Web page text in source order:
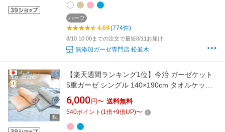
クス認証 タオルケット 辺見様絶賛
ハーフ
4.69(774件)
8/10 10:00までの注文で最短8/11お届け
無添加ガーゼ専門店 松並木
【楽天週間ランキング1位】今治 ガーゼケット
5重ガーゼ シングル 140×190cm タオルケット
ガーゼ ボリューム 肌にやさしい 肌掛け 柔らか
い 軽い ベビー 綿100% 日本製 ブランケット 軽
量 洗える 赤ちゃん 子供 冬 さらさら 速乾 部屋
干し ふわふわ
6,000 円〜 送料無料
540ポイント (1倍+9倍UP)〜